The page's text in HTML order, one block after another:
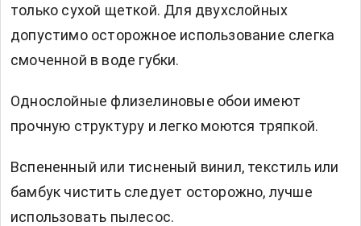
только сухой щеткой. Для двухслойных
допустимо осторожное использование слегка
смоченной в воде губки.
Однослойные флизелиновые обои имеют
прочную структуру и легко моются тряпкой.
Вспененный или тисненый винил, текстиль или
бамбук чистить следует осторожно, лучше
использовать пылесос.